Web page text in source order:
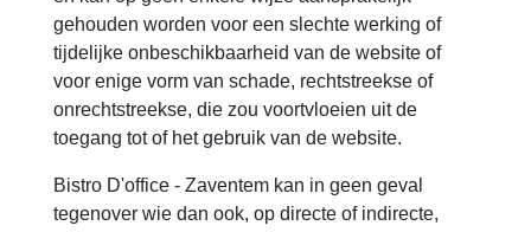
gehouden worden voor een slechte werking of
tijdelijke onbeschikbaarheid van de website of
voor enige vorm van schade, rechtstreekse of
onrechtstreekse, die zou voortvloeien uit de
toegang tot of het gebruik van de website.
Bistro D'office - Zaventem kan in geen geval
tegenover wie dan ook, op directe of indirecte,